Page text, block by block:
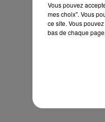
Vous pouvez
mes choix". Vous
ce site. Vous
bas de chaque page.